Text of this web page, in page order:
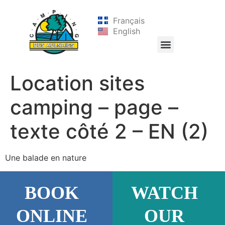
Français
English
Location sites
camping – page –
texte côté 2 – EN (2)
Une balade en nature
BOOK
ONLINE
WATCH
OUR